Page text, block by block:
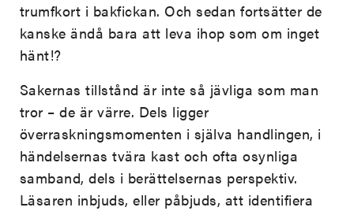
trumfkort i bakfickan. Och sedan fortsätter de
kanske ändå bara att leva ihop som om inget
hänt!?
Sakernas tillstånd är inte så jävliga som man
tror – de är värre. Dels ligger
överraskningsmomenten i själva handlingen, i
händelsernas tvära kast och ofta osynliga
samband, dels i berättelsernas perspektiv.
Läsaren inbjuds, eller påbjuds, att identifiera